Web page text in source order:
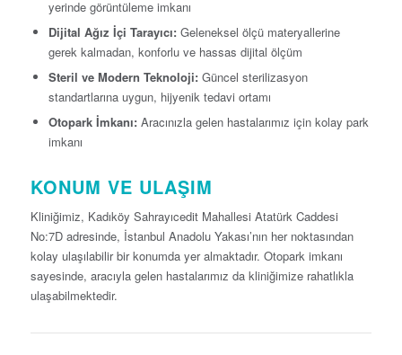
yerinde görüntüleme imkanı
Dijital Ağız İçi Tarayıcı:Geleneksel ölçü materyallerine
gerek kalmadan, konforlu ve hassas dijital ölçüm
Steril ve Modern Teknoloji:Güncel sterilizasyon
standartlarına uygun, hijyenik tedavi ortamı
Otopark İmkanı:Aracınızla gelen hastalarımız için kolay park
imkanı
KONUM VE ULAŞIM
Kliniğimiz, Kadıköy Sahrayıcedit Mahallesi Atatürk Caddesi
No:7D adresinde, İstanbul Anadolu Yakası’nın her noktasından
kolay ulaşılabilir bir konumda yer almaktadır. Otopark imkanı
sayesinde, aracıyla gelen hastalarımız da kliniğimize rahatlıkla
ulaşabilmektedir.